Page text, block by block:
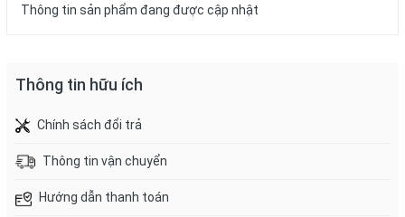
Thông tin sản phẩm đang được cập nhật
Thông tin hữu ích
Chính sách đổi trả
Thông tin vận chuyển
Hướng dẫn thanh toán